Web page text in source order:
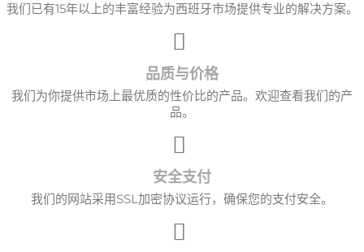
我们已有15年以上的丰富经验为西班牙市场提供专业的解决方案。
品质与价格
我们为你提供市场上最优质的性价比的产品。欢迎查看我们的产
品。
安全支付
我们的网站采用SSL加密协议运行，确保您的支付安全。